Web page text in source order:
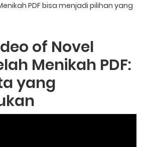
PDF bisa menjadi pilihan yang
of Novel
Menikah PDF:
yang